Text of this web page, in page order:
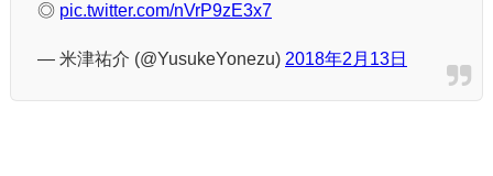
◎ pic.twitter.com/nVrP9zE3x7
— 米津祐介 (@YusukeYonezu) 2018年2月13日